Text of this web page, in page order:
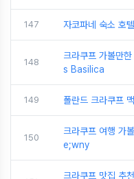
147 자코파네 숙소 호
148
크라쿠프 가볼만
s Basilica
149 폴란드 크라쿠프
150
크라쿠프 여행 가
e;wny
크라쿠프 맛집 추